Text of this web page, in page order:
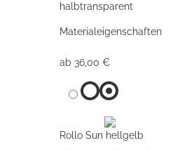
halbtransparent
Materialeigenschaften
ab 36,00 €
Rollo Sun hellgelb